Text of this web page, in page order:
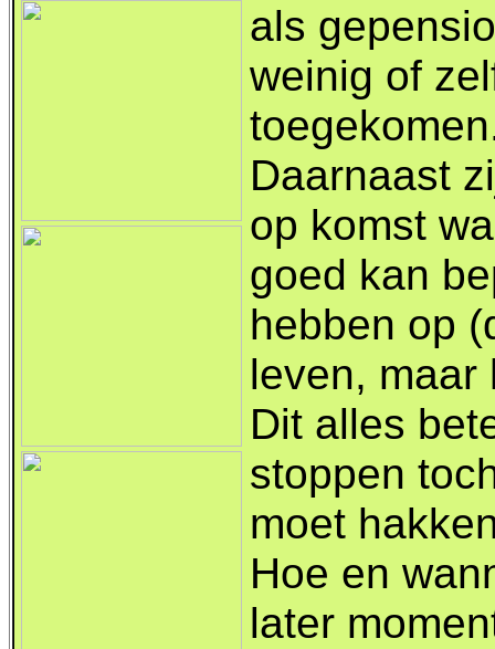
als
weinig of
Daarnaast
op komst
goed kan
hebben op
leven, maar
Dit alles
stoppen
moet
Hoe en
later